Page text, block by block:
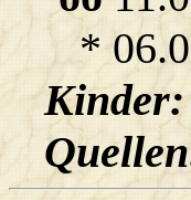
*